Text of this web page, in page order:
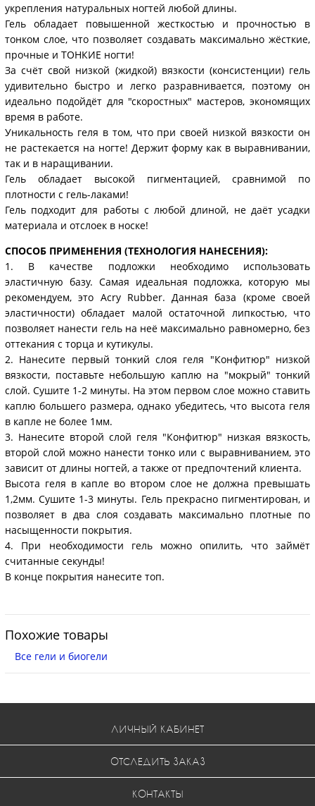
укрепления натуральных ногтей любой длины.
Гель обладает повышенной жесткостью и прочностью в
тонком слое, что позволяет создавать максимально жёсткие,
прочные и ТОНКИЕ ногти!
За счёт свой низкой (жидкой) вязкости (консистенции) гель
удивительно быстро и легко разравнивается, поэтому он
идеально подойдёт для "скоростных" мастеров, экономящих
время в работе.
Уникальность геля в том, что при своей низкой вязкости он
не растекается на ногте! Держит форму как в выравнивании,
так и в наращивании.
Гель обладает высокой пигментацией, сравнимой по
плотности с гель-лаками!
Гель подходит для работы с любой длиной, не даёт усадки
материала и отслоек в носке!
СПОСОБ ПРИМЕНЕНИЯ (ТЕХНОЛОГИЯ НАНЕСЕНИЯ):
1. В качестве подложки необходимо использовать
эластичную базу. Самая идеальная подложка, которую мы
рекомендуем, это Acry Rubber. Данная база (кроме своей
эластичности) обладает малой остаточной липкостью, что
позволяет нанести гель на неё максимально равномерно, без
оттекания с торца и кутикулы.
2. Нанесите первый тонкий слоя геля "Конфитюр" низкой
вязкости, поставьте небольшую каплю на "мокрый" тонкий
слой. Сушите 1-2 минуты. На этом первом слое можно ставить
каплю большего размера, однако убедитесь, что высота геля
в капле не более 1мм.
3. Нанесите второй слой геля "Конфитюр" низкая вязкость,
второй слой можно нанести тонко или с выравниванием, это
зависит от длины ногтей, а также от предпочтений клиента.
Высота геля в капле во втором слое не должна превышать
1,2мм. Сушите 1-3 минуты. Гель прекрасно пигментирован, и
позволяет в два слоя создавать максимально плотные по
насыщенности покрытия.
4. При необходимости гель можно опилить, что займёт
считанные секунды!
В конце покрытия нанесите топ.
Похожие товары
Все гели и биогели
ЛИЧНЫЙ КАБИНЕТ
ОТСЛЕДИТЬ ЗАКАЗ
КОНТАКТЫ